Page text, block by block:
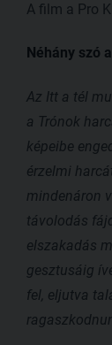
A film a Pro
Néhány szó
Az Itt a tél
a Trónok
képeibe
érzelmi
mindenáron
távolodás
elszakadás
gesztusáig
fel, eljutva